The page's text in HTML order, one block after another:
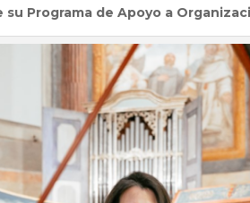
su Programa de Apoyo a